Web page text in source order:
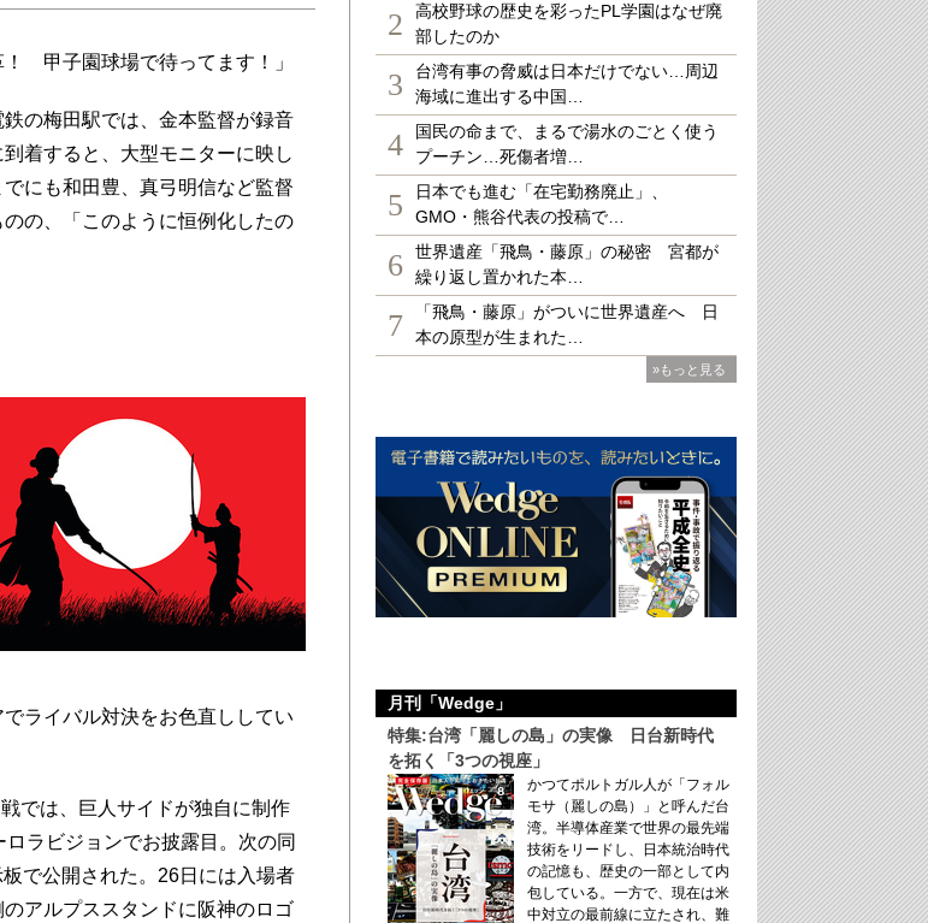
甲子園球場で待ってます！」
の梅田駅では、金本監督が録音
着すると、大型モニターに映し
にも和田豊、真弓明信など監督
の、「このように恒例化したの
ライバル対決をお色直ししてい
では、巨人サイドが独自に制作
ラビジョンでお披露目。次の同
で公開された。26日には入場者
アルプススタンドに阪神のロゴ
2
高校野球の歴史を彩ったPL学園はなぜ廃
部したのか
3
台湾有事の脅威は日本だけでない…周辺
海域に進出する中国…
4
国民の命まで、まるで湯水のごとく使う
プーチン…死傷者増…
5
日本でも進む「在宅勤務廃止」、
GMO・熊谷代表の投稿で…
6
世界遺産「飛鳥・藤原」の秘密 宮都が
繰り返し置かれた本…
7
「飛鳥・藤原」がついに世界遺産へ 日
本の原型が生まれた…
»もっと見る
月刊「Wedge」
特集:台湾「麗しの島」の実像 日台新時代
を拓く「3つの視座」
かつてポルトガル人が「フォル
モサ（麗しの島）」と呼んだ台
湾。半導体産業で世界の最先端
技術をリードし、日本統治時代
の記憶も、歴史の一部として内
包している。一方で、現在は米
中対立の最前線に立たされ、難